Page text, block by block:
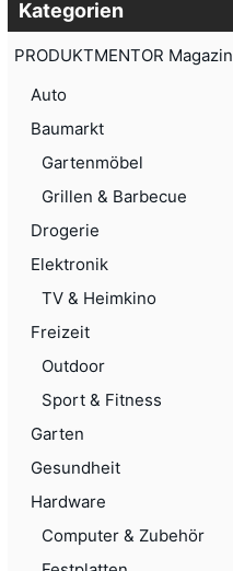
Kategorien
PRODUKTMENTOR Magazin
Auto
Baumarkt
Gartenmöbel
Grillen & Barbecue
Drogerie
Elektronik
TV & Heimkino
Freizeit
Outdoor
Sport & Fitness
Garten
Gesundheit
Hardware
Computer & Zubehör